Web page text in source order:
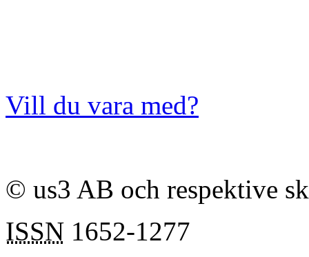
Vill du vara med?
© us3 AB och respektive
ISSN 1652-1277